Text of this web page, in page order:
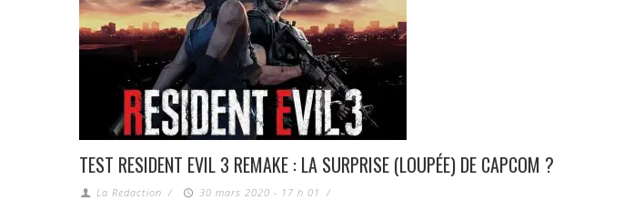
TEST RESIDENT EVIL 3 REMAKE : LA SURPRISE (LOUPÉE) DE CAPCOM ?
La Redaction / 30 mars 2020 - 17 h 01 /